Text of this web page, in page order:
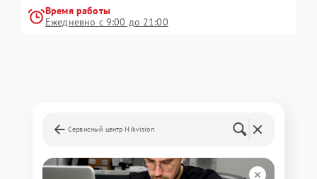
Время работы
Ежедневно с 9:00 до 21:00
Сервисный центр Hikvision